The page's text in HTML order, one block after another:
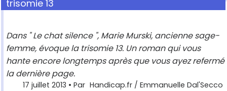
trisomie 13
Dans " Le chat silence ", Marie Murski, ancienne sage-
femme, évoque la trisomie 13. Un roman qui vous
hante encore longtemps après que vous ayez refermé
la dernière page.
17 juillet 2013 • Par Handicap.fr / Emmanuelle Dal'Secco